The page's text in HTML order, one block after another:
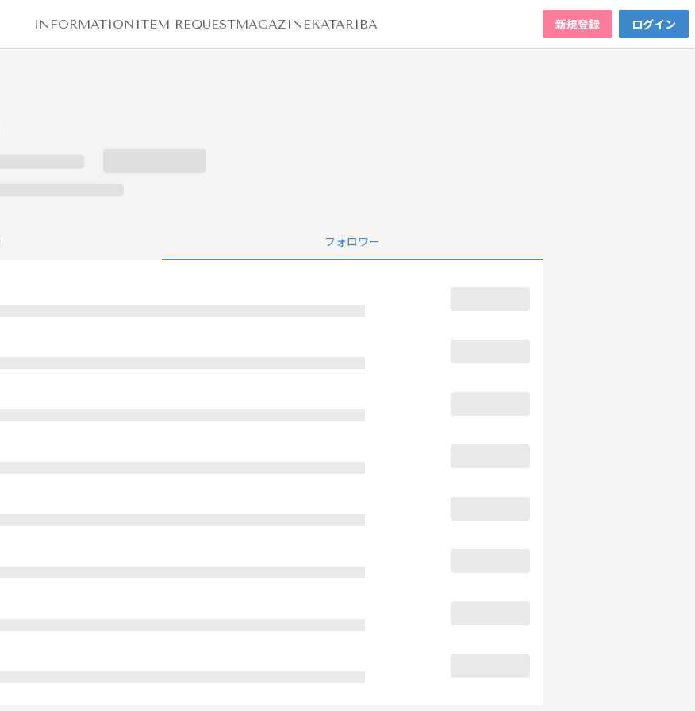
INFORMATION ITEM REQUESTMAGAZINEKATARIBA 新規登録 ログイン
フォロワー